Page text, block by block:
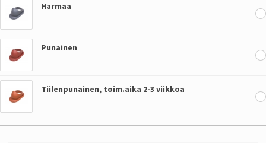
Harmaa
Punainen
Tiilenpunainen, toim.aika 2-3 viikkoa